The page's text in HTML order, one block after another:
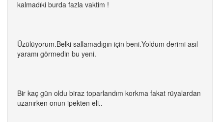
kalmadıki burda fazla vaktim !
Üzülüyorum.Belki sallamadıgın için beni.Yoldum derimi asıl
yaramı görmedin bu yeni.
Bir kaç gün oldu biraz toparlandım korkma fakat rüyalardan
uzanırken onun ipekten eli..